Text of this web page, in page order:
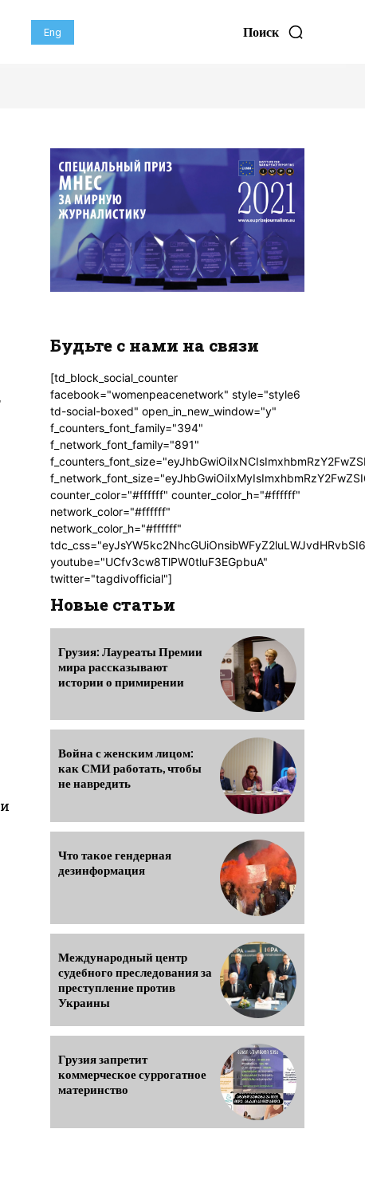
Eng Поиск
Будьте с нами на связи
[td_block_social_counter
facebook="womenpeacenetwork" style="style6
td-social-boxed" open_in_new_window="y"
f_counters_font_family="394"
f_network_font_family="891"
counter_color="#ffffff" counter_color_h="#ffffff"
network_color="#ffffff"
network_color_h="#ffffff"
youtube="UCfv3cw8TlPW0tluF3EGpbuA"
twitter="tagdivofficial"]
Новые статьи
Грузия: Лауреаты Премии
мира рассказывают
истории о примирении
Война с женским лицом:
как СМИ работать, чтобы
не навредить
Что такое гендерная
дезинформация
Международный центр
судебного преследования за
преступление против
Украины
Грузия запретит
коммерческое суррогатное
материнство